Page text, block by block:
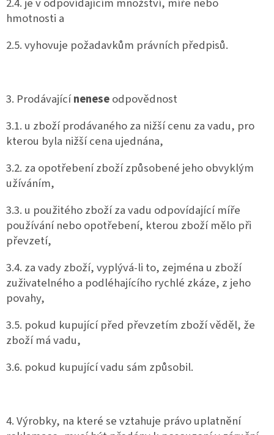
hmotnosti a
2.5. vyhovuje požadavkům právních předpisů.
3. Prodávajícíneneseodpovědnost
3.1. u zboží prodávaného za nižší cenu za vadu, pro
kterou byla nižší cena ujednána,
3.2. za opotřebení zboží způsobené jeho obvyklým
užíváním,
3.3. u použitého zboží za vadu odpovídající míře
používání nebo opotřebení, kterou zboží mělo při
převzetí,
3.4. za vady zboží, vyplývá-li to, zejména u zboží
zuživatelného a podléhajícího rychlé zkáze, z jeho
povahy,
3.5. pokud kupující před převzetím zboží věděl, že
zboží má vadu,
3.6. pokud kupující vadu sám způsobil.
4. Výrobky, na které se vztahuje právo uplatnění